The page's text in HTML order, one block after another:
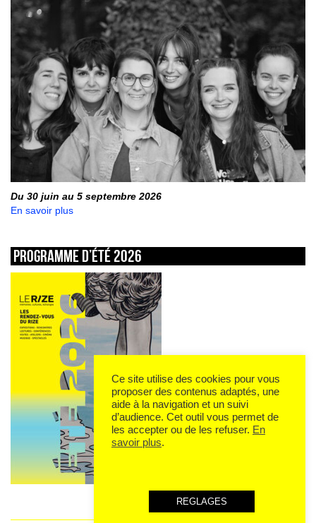
Du 30 juin au 5 septembre 2026
En savoir plus
Programme d’été 2026
Ce site utilise des cookies pour vous
proposer des contenus adaptés, une
aide à la navigation et un suivi
d’audience. Cet outil vous permet de
les accepter ou de les refuser. En
savoir plus.
REGLAGES